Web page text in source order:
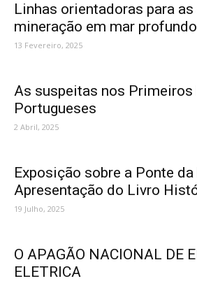
Linhas orientadoras para
mineração em mar profundo
13 Fevereiro, 2025
As suspeitas nos
Portugueses
2 Abril, 2025
Exposição sobre a Ponte
Apresentação do Livro
19 Julho, 2025
O APAGÃO NACIONAL DE
ELETRICA